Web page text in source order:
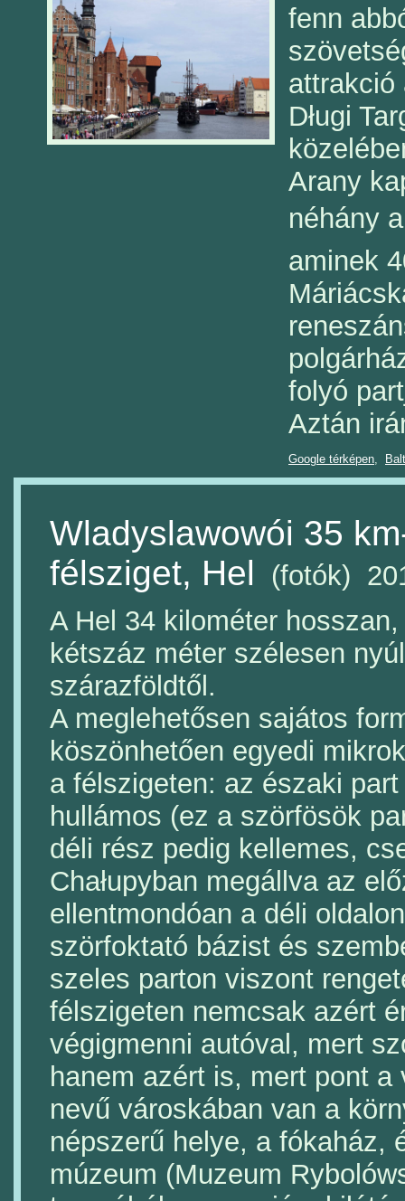
fenn
attrakció
Długi
Arany
néhány
aminek
folyó
Aztán
Google térképen,
Wladyslawowói 35
félsziget, Hel (fotók)
A Hel 34 kilométer
kétszáz méter szélesen
szárazföldtől.
A meglehetősen sajátos
köszönhetően egyedi
a félszigeten: az északi
hullámos (ez a szörfösök
déli rész pedig kellemes,
Chałupyban megállva az
ellentmondóan a déli
szörfoktató bázist és
szeles parton viszont
félszigeten nemcsak azért
végigmenni autóval, mert
hanem azért is, mert pont a
nevű városkában van a
népszerű helye, a fókaház,
múzeum (Muzeum